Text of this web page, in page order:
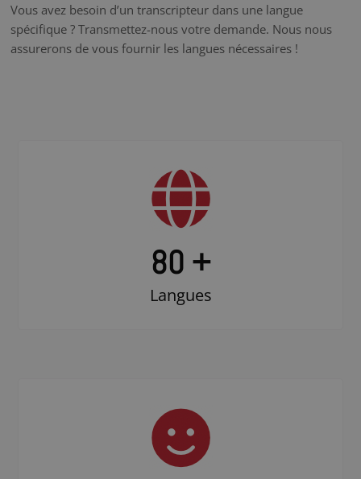
Vous avez besoin d’un transcripteur dans une langue
spécifique ? Transmettez-nous votre demande. Nous nous
assurerons de vous fournir les langues nécessaires !
80 +
Langues